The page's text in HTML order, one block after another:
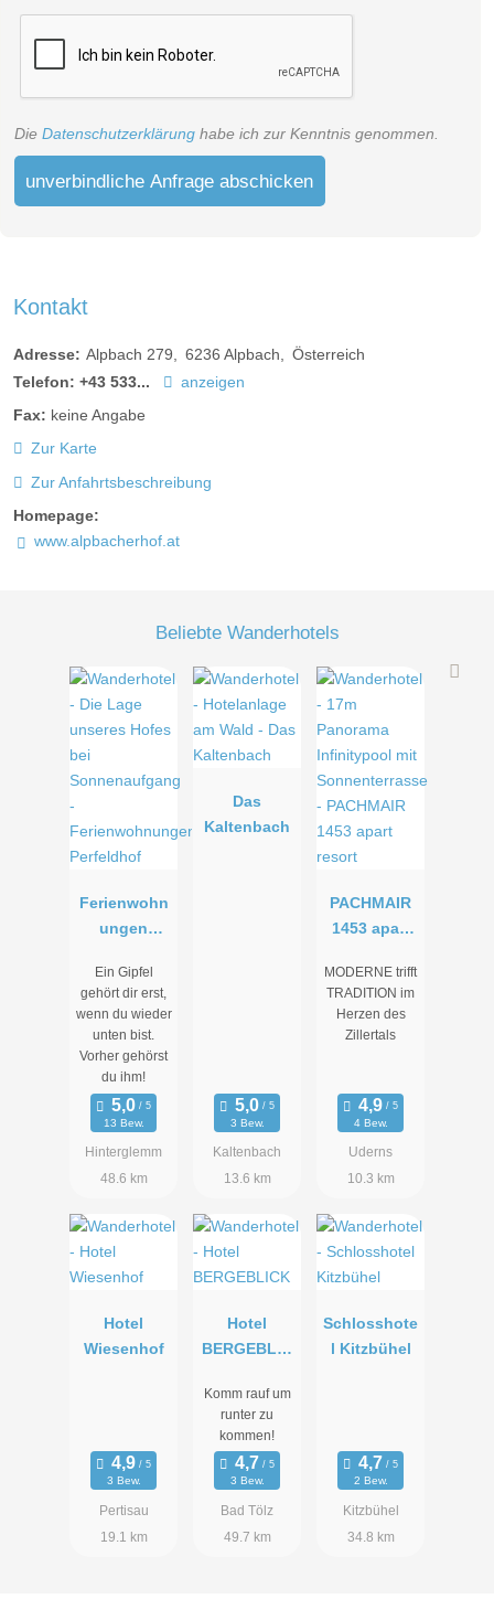
Die Datenschutzerklärung habe ich zur Kenntnis genommen.
unverbindliche Anfrage abschicken
Kontakt
Adresse: Alpbach 279 6236 Alpbach
Österreich
Telefon: +43 533...
anzeigen
Fax: keine Angabe
Zur Karte
Zur Anfahrtsbeschreibung
Homepage:
www.alpbacherhof.at
Beliebte Wanderhotels
Ferienwohn
ungen
Ein Gipfel
gehört dir erst,
wenn du wieder
unten bist.
Vorher gehörst
du ihm!
13 Bew.
Hinterglemm
48.6 km
Das
Kaltenbach
3 Bew.
Kaltenbach
13.6 km
PACHMAIR
1453 apart
MODERNE trifft
TRADITION im
Herzen des
Zillertals
4 Bew.
Uderns
10.3 km
Hotel
Wiesenhof
3 Bew.
Pertisau
19.1 km
Hotel
BERGEBLIC
Komm rauf um
runter zu
kommen!
3 Bew.
Bad Tölz
49.7 km
Schlosshote
l Kitzbühel
2 Bew.
Kitzbühel
34.8 km